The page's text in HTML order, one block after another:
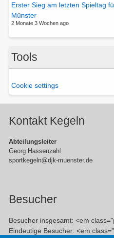
Erster Sieg am letzten Spieltag
Münster
2 Monate 3 Wochen ago
Tools
Cookie settings
Kontakt Kegeln
Abteilungsleiter
Georg Hassenzahl
sportkegeln@djk-muenster.de
Besucher
Besucher insgesamt: <em
Eindeutige Besucher: <em